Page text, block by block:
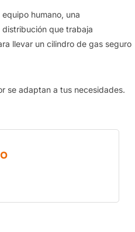
humano, una
que trabaja
llevar un cilindro de gas seguro
se adaptan a tus necesidades.